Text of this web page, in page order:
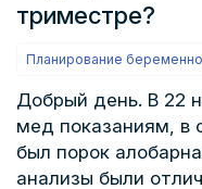
триместре?
Планирование
Добрый день. В 22
мед показаниям, в
был порок
анализы были